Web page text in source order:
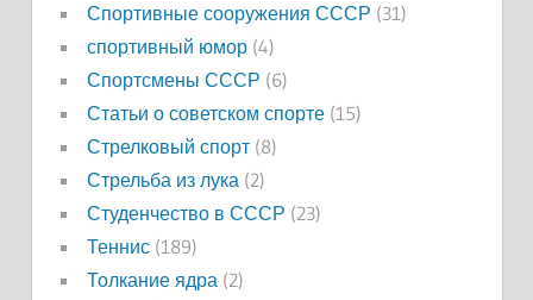
Спортивные сооружения СССР (31)
спортивный юмор(4)
Спортсмены СССР (6)
Статьи о советском спорте(15)
Стрелковый спорт(8)
Стрельба из лука(2)
Студенчество в СССР (23)
Теннис(189)
Толкание ядра(2)